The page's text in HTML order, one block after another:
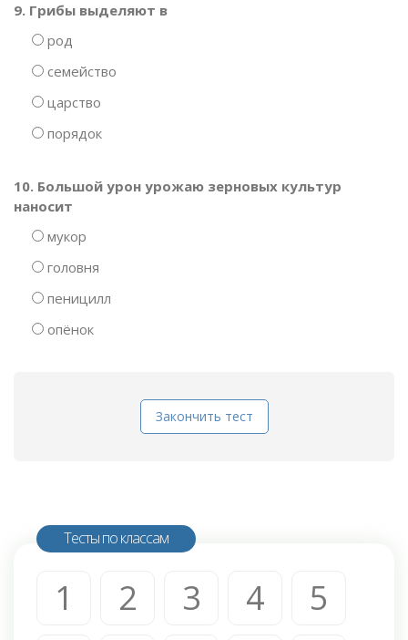
9. Грибы выделяют в
род
семейство
царство
порядок
10. Большой урон урожаю зерновых культур
наносит
мукор
головня
пеницилл
опёнок
Закончить тест
Тесты по классам
1 2 3 4
5